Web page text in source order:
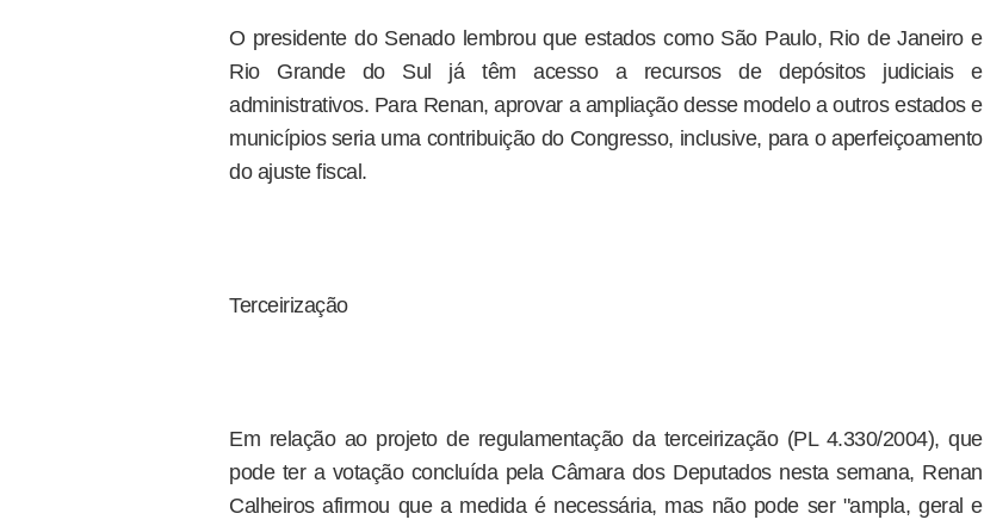
O presidente do Senado lembrou que estados como São Paulo, Rio de Janeiro e
Rio Grande do Sul já têm acesso a recursos de depósitos judiciais e
administrativos. Para Renan, aprovar a ampliação desse modelo a outros estados e
municípios seria uma contribuição do Congresso, inclusive, para o aperfeiçoamento
do ajuste fiscal.
Terceirização
Em relação ao projeto de regulamentação da terceirização (PL 4.330/2004), que
pode ter a votação concluída pela Câmara dos Deputados nesta semana, Renan
Calheiros afirmou que a medida é necessária, mas não pode ser "ampla, geral e